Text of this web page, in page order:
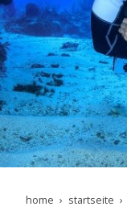
home startseite